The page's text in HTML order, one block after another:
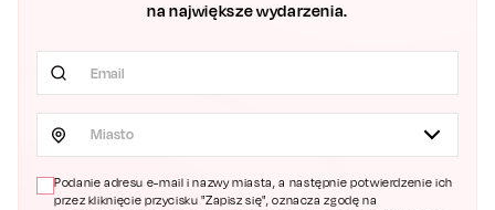
na największe wydarzenia.
Miasto
Podanie adresu e-mail i nazwy miasta, a następnie potwierdzenie ich
przez kliknięcie przycisku "Zapisz się", oznacza zgodę na